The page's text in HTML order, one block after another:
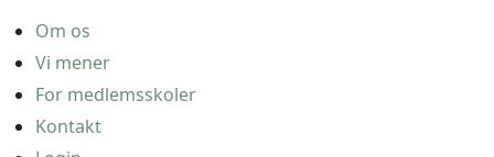
Om os
Vi mener
For medlemsskoler
Kontakt